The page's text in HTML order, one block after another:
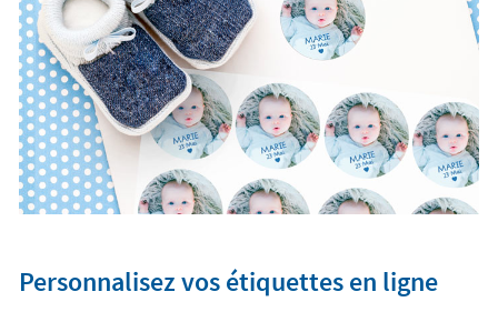
Personnalisez vos étiquettes en ligne